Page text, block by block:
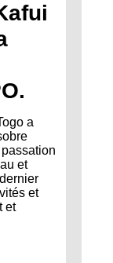
a
et
et
et